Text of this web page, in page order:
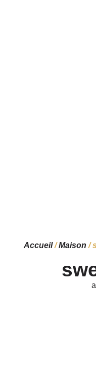
Accueil/Maison /